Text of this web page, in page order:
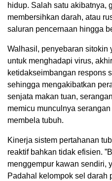
hidup. Salah satu akibatnya,
membersihkan darah, atau
saluran pencernaan hingga
Walhasil, penyebaran sitokin
untuk menghadapi virus,
ketidakseimbangan respons
sehingga mengakibatkan
senjata makan tuan,
memicu munculnya
membela tubuh.
Kinerja sistem pertahanan
reaktif bahkan tidak efisien.
menggempur kawan sendiri,
Padahal kelompok sel darah